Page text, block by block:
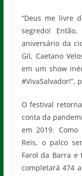
“Deus me livre
segredo!
aniversário da
Gil, Caetano
em um show
#VivaSalvador!”,
O festival
conta da
em 2019.
Reis, o palco
Farol da Barra e
completará 474